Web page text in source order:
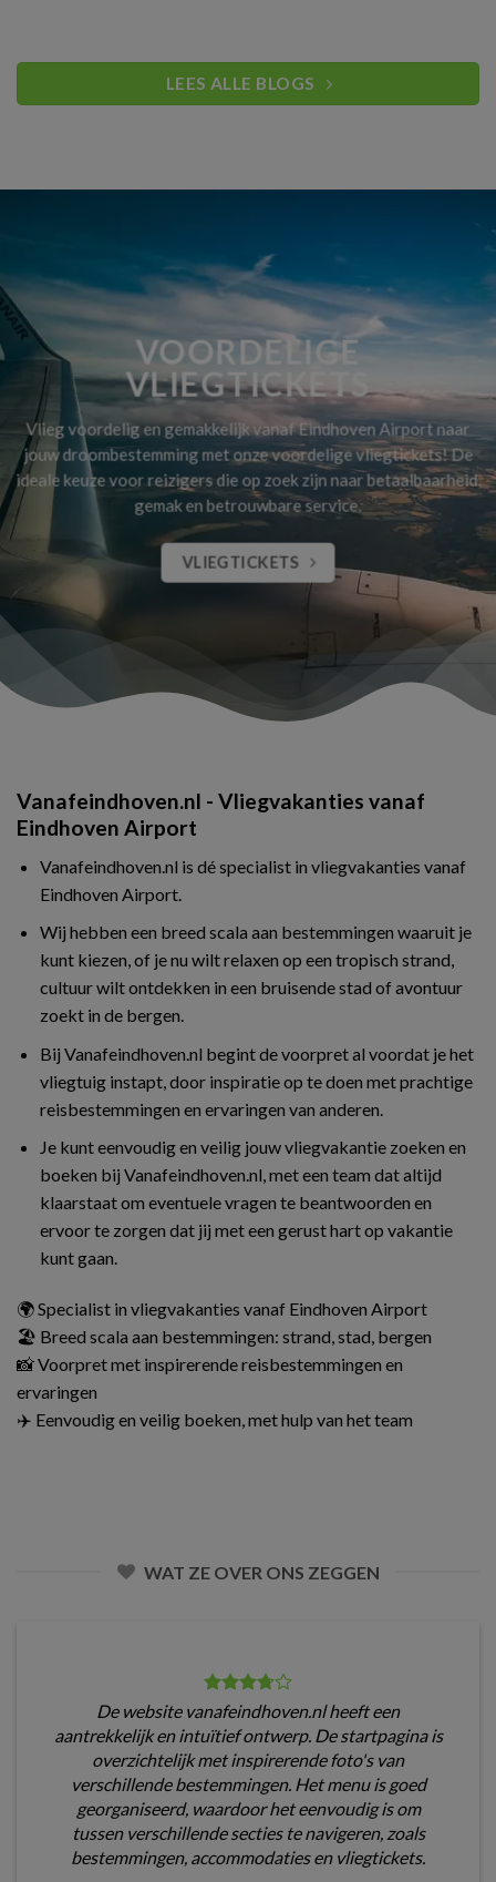
LEES ALLE BLOGS
VOORDELIGE
VLIEGTICKETS
Vlieg voordelig en gemakkelijk vanaf Eindhoven Airport naar
jouw droombestemming met onze voordelige vliegtickets! De
ideale keuze voor reizigers die op zoek zijn naar betaalbaarheid,
gemak en betrouwbare service.
VLIEGTICKETS
Vanafeindhoven.nl - Vliegvakanties vanaf
Eindhoven Airport
Vanafeindhoven.nl is dé specialist in vliegvakanties vanaf
Eindhoven Airport.
Wij hebben een breed scala aan bestemmingen waaruit je
kunt kiezen, of je nu wilt relaxen op een tropisch strand,
cultuur wilt ontdekken in een bruisende stad of avontuur
zoekt in de bergen.
Bij Vanafeindhoven.nl begint de voorpret al voordat je het
vliegtuig instapt, door inspiratie op te doen met prachtige
reisbestemmingen en ervaringen van anderen.
Je kunt eenvoudig en veilig jouw vliegvakantie zoeken en
boeken bij Vanafeindhoven.nl, met een team dat altijd
klaarstaat om eventuele vragen te beantwoorden en
ervoor te zorgen dat jij met een gerust hart op vakantie
kunt gaan.
🌍 Specialist in vliegvakanties vanaf Eindhoven Airport
🏖️ Breed scala aan bestemmingen: strand, stad, bergen
📸 Voorpret met inspirerende reisbestemmingen en
ervaringen
✈️ Eenvoudig en veilig boeken, met hulp van het team
WAT ZE OVER ONS ZEGGEN
De website vanafeindhoven.nl heeft een
aantrekkelijk en intuïtief ontwerp. De startpagina is
overzichtelijk met inspirerende foto's van
verschillende bestemmingen. Het menu is goed
georganiseerd, waardoor het eenvoudig is om
tussen verschillende secties te navigeren, zoals
bestemmingen, accommodaties en vliegtickets.